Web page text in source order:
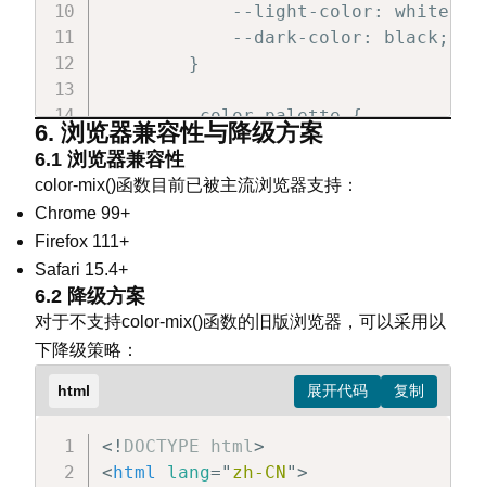
        .transparent-2 {
            /* 30%蓝色与70%透明混合 */
        .transparent-3 {
            /* 80%绿色与20%透明混合 */
background-color:
        }
</head
<body>
<div class="transparent-
="transparent-
<div class="transparent-
</div
</body >
            --light-color: white;
            --dark-color: black;
        }
        .color-palette {
            display: flex;
            height: 200px;
            margin: 20px 0;
        }
        .color-item {
            flex: 1;
            display: flex;
            align-items: center;
justify-content:
            color: white;
text-shadow: 1px 1px
        }
6. 浏览器兼容性与降级方案
6.1 浏览器兼容性
color-mix()函数目前已被主流浏览器支持：
Chrome 99+
Firefox 111+
Safari 15.4+
6.2 降级方案
对于不支持color-mix()函数的旧版浏览器，可以采用以
下降级策略：
html
<! DOCTYPE html>
< html lang=" zh-CN ">